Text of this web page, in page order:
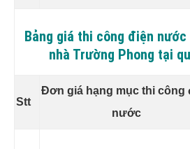
Bảng giá thi công điện
nhà Trường Phong tại
Stt
Đơn giá hạng mục thi công
nước